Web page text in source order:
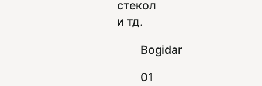
стекол
и тд.
Bogidar
01